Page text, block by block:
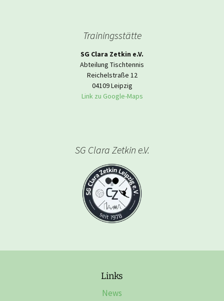
Trainingsstätte
SG Clara Zetkin e.V.
Abteilung Tischtennis
Reichelstraße 12
04109 Leipzig
Link zu Google-Maps
SG Clara Zetkin e.V.
Links
News